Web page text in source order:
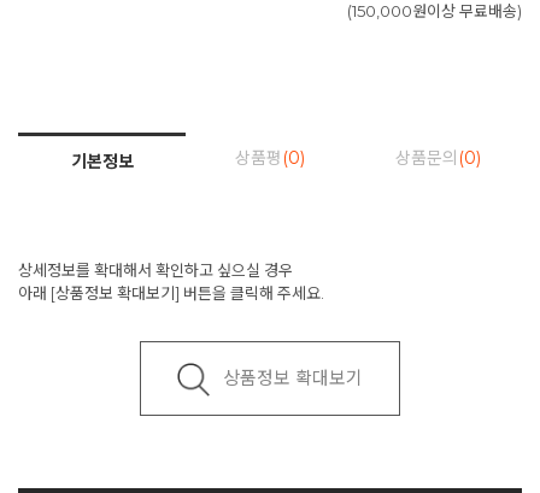
(150,000원이상 무료배송)
기본정보 상품평 (0) 상품문의 (0)
상세정보를 확대해서 확인하고 싶으실 경우
아래 [상품정보 확대보기] 버튼을 클릭해 주세요.
상품정보 확대보기